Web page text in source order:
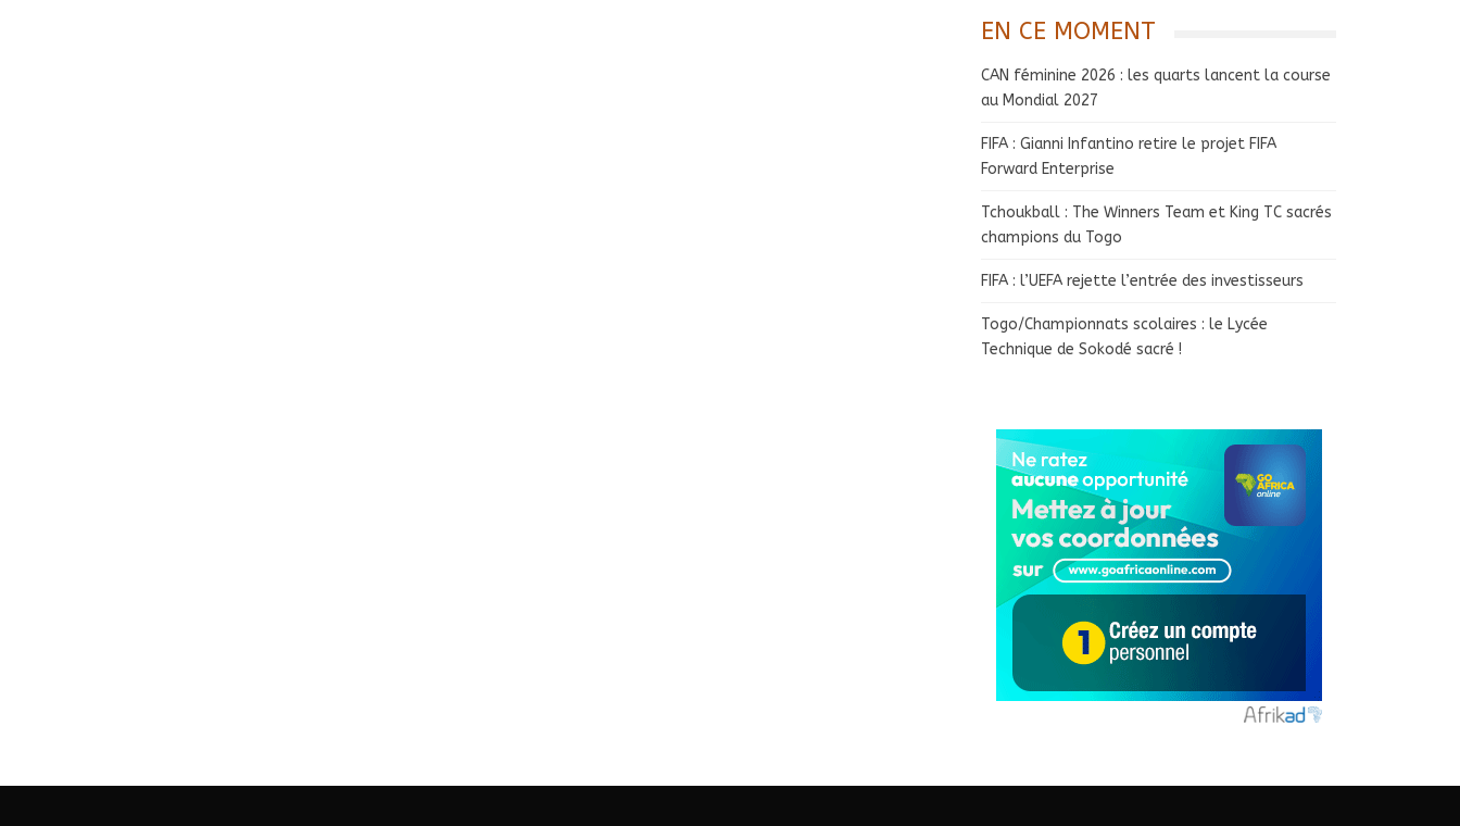
EN CE MOMENT
CAN féminine 2026 : les quarts lancent la course
au Mondial 2027
FIFA : Gianni Infantino retire le projet FIFA
Forward Enterprise
Tchoukball : The Winners Team et King TC sacrés
champions du Togo
FIFA : l’UEFA rejette l’entrée des investisseurs
Togo/Championnats scolaires : le Lycée
Technique de Sokodé sacré !